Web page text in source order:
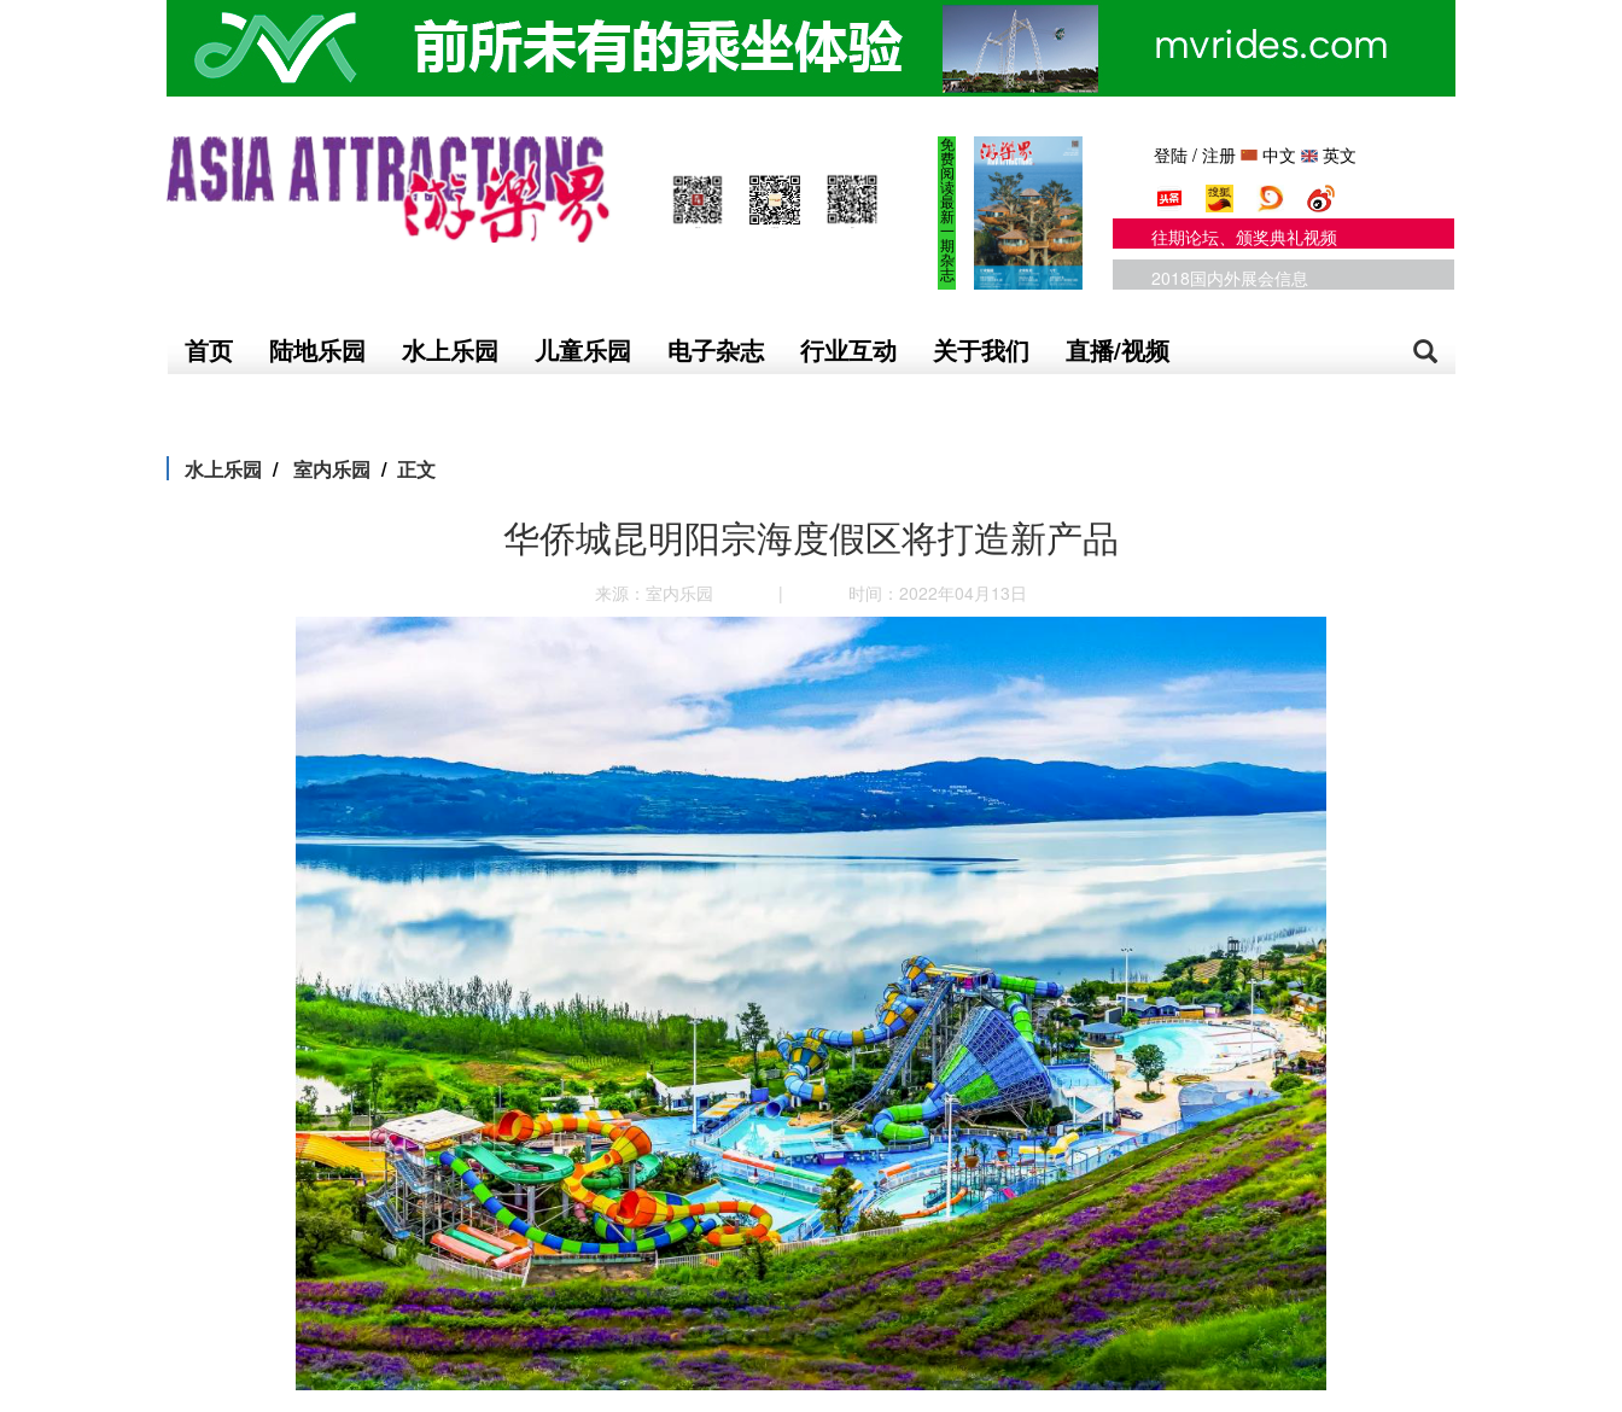
免
费
阅
读
最
新
一
期
杂
志
登陆 /注册 中文 英文
往期论坛、颁奖典礼视频
2018国内外展会信息
首页 陆地乐园 水上乐园 儿童乐园 电子杂志 行业互动 关于我们 直播/视频
水上乐园 室内乐园 正文
华侨城昆明阳宗海度假区将打造新产品
来源：室内乐园 | 时间：2022年04月13日